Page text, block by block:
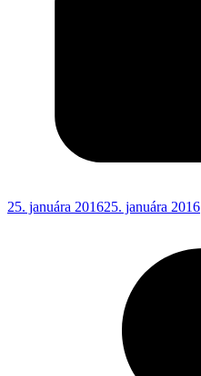
25. januára 201625. januára 2016